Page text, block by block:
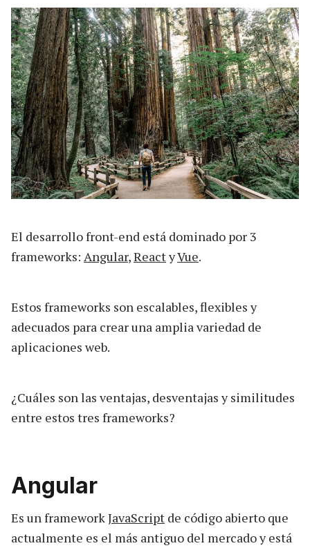
El desarrollo front-end está dominado por 3
frameworks: Angular,ReactyVue.
Estos frameworks son escalables, flexibles y
adecuados para crear una amplia variedad de
aplicaciones web.
¿Cuáles son las ventajas, desventajas y similitudes
entre estos tres frameworks?
Angular
Es un frameworkJavaScript de código abierto que
actualmente es el más antiguo del mercado y está